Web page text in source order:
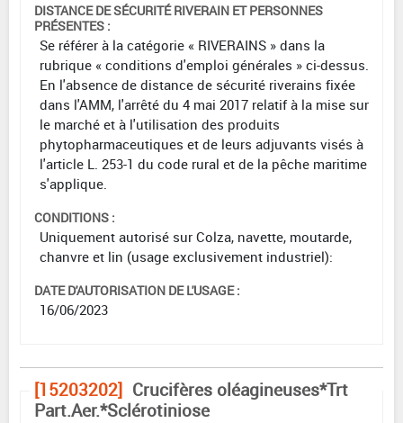
DISTANCE DE SÉCURITÉ RIVERAIN ET PERSONNES
PRÉSENTES :
Se référer à la catégorie « RIVERAINS » dans la
rubrique « conditions d'emploi générales » ci-dessus.
En l'absence de distance de sécurité riverains fixée
dans l'AMM, l'arrêté du 4 mai 2017 relatif à la mise sur
le marché et à l'utilisation des produits
phytopharmaceutiques et de leurs adjuvants visés à
l'article L. 253-1 du code rural et de la pêche maritime
s'applique.
CONDITIONS :
Uniquement autorisé sur Colza, navette, moutarde,
chanvre et lin (usage exclusivement industriel):
DATE D'AUTORISATION DE L'USAGE :
16/06/2023
[15203202] Crucifères oléagineuses*Trt
Part.Aer.*Sclérotiniose